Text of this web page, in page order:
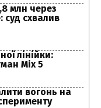
млн через
схвалив
лінійки:
Mix 5
вогонь на